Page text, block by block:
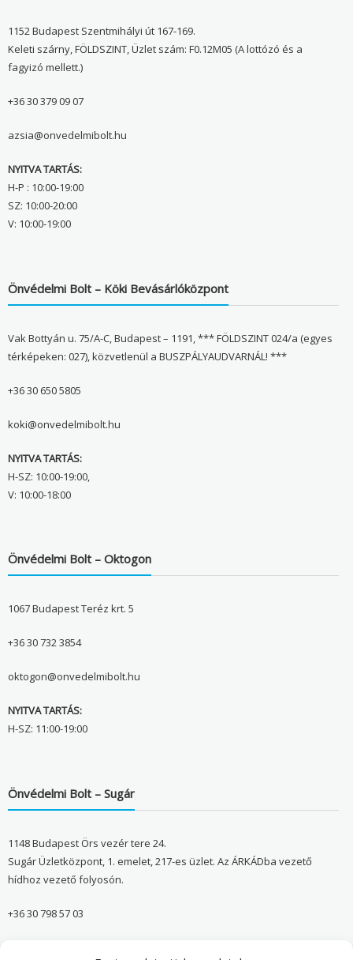
1152 Budapest Szentmihályi út 167-169.
Keleti szárny, FÖLDSZINT, Üzlet szám: F0.12M05 (A lottózó és a
fagyizó mellett.)
+36 30 379 09 07
azsia@onvedelmibolt.hu
NYITVA TARTÁS:
H-P : 10:00-19:00
SZ: 10:00-20:00
V: 10:00-19:00
Önvédelmi Bolt – Köki Bevásárlóközpont
Vak Bottyán u. 75/A-C, Budapest – 1191, *** FÖLDSZINT 024/a (egyes
térképeken: 027), közvetlenül a BUSZPÁLYAUDVARNÁL! ***
+36 30 650 5805
koki@onvedelmibolt.hu
NYITVA TARTÁS:
H-SZ: 10:00-19:00,
V: 10:00-18:00
Önvédelmi Bolt – Oktogon
1067 Budapest Teréz krt. 5
+36 30 732 3854
oktogon@onvedelmibolt.hu
NYITVA TARTÁS:
H-SZ: 11:00-19:00
Önvédelmi Bolt – Sugár
1148 Budapest Örs vezér tere 24.
Sugár Üzletközpont, 1. emelet, 217-es üzlet. Az ÁRKÁDba vezető
hídhoz vezető folyosón.
+36 30 798 57 03